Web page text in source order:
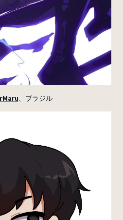
、ブラジル